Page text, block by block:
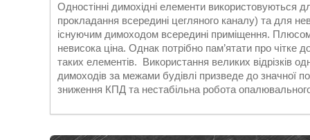
Одностінні димохідні елементи використовуються
прокладання всередині цегляного каналу) та для
існуючим димоходом всередині приміщення.
невисока ціна. Однак потрібно пам’ятати про чітке
таких елементів. Використання великих відрізків
димоходів за межами будівлі призведе до значної
зниження КПД та нестабільна робота